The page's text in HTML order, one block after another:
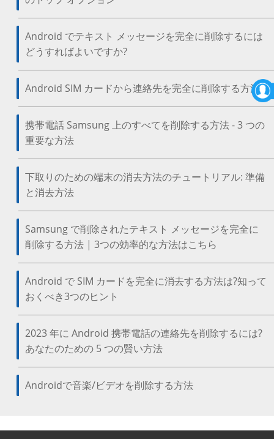
Android でテキスト メッセージを完全に削除するには
どうすればよいですか?
Android SIM カードから連絡先を完全に削除する方法
携帯電話 Samsung 上のすべてを削除する方法 - 3 つの
重要な方法
下取りのための端末の消去方法のチュートリアル: 準備
と消去方法
Samsung で削除されたテキスト メッセージを完全に
削除する方法 | 3つの効率的な方法はこちら
Android で SIM カードを完全に消去する方法は?知って
おくべき3つのヒント
2023 年に Android 携帯電話の連絡先を削除するには?
あなたのための 5 つの賢い方法
Androidで音楽/ビデオを削除する方法